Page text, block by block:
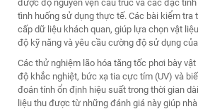
được độ nguyên vẹn cấu trúc và các đặc
tình huống sử dụng thực tế. Các bài kiểm tra
cấp dữ liệu khách quan, giúp lựa chọn vật
độ kỹ năng và yêu cầu cường độ sử dụng
Các thử nghiệm lão hóa tăng tốc phơi bày
độ khắc nghiệt, bức xạ tia cực tím (UV) và
đoán tính ổn định hiệu suất trong thời gian
liệu thu được từ những đánh giá này giúp